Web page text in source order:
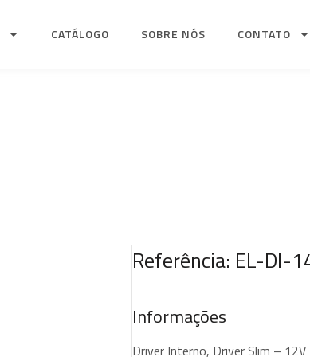
CATÁLOGO SOBRE NÓS CONTATO
Referência: EL-DI-
Informações
Driver Interno, Driver Slim –